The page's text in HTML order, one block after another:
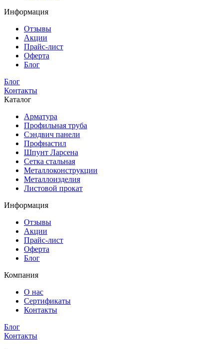
Информация
Отзывы
Акции
Прайс-лист
Оферта
Блог
Блог
Контакты
Каталог
Арматура
Профильная труба
Сэндвич панели
Профнастил
Шпунт Ларсена
Сетка стальная
Металлоконструкции
Металлоизделия
Листовой прокат
Информация
Отзывы
Акции
Прайс-лист
Оферта
Блог
Компания
О нас
Сертификаты
Контакты
Блог
Контакты